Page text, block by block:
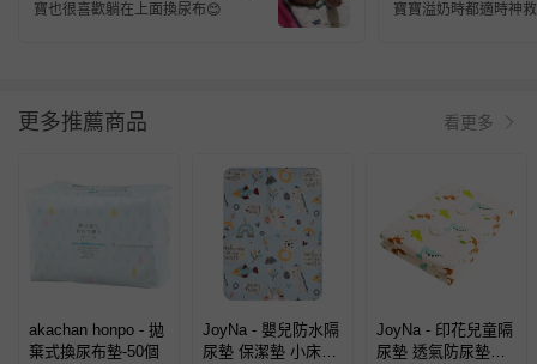
寶也很喜歡躺在上面換尿布😊
寶寶溢奶時都適時神
更多推薦商品 看更多
akachan honpo - 拋
棄式換尿布墊-50個
JoyNa - 嬰兒防水隔
尿墊 保潔墊 小床墊-
JoyNa - 印花兒童隔
尿墊 透氣防尿墊【2